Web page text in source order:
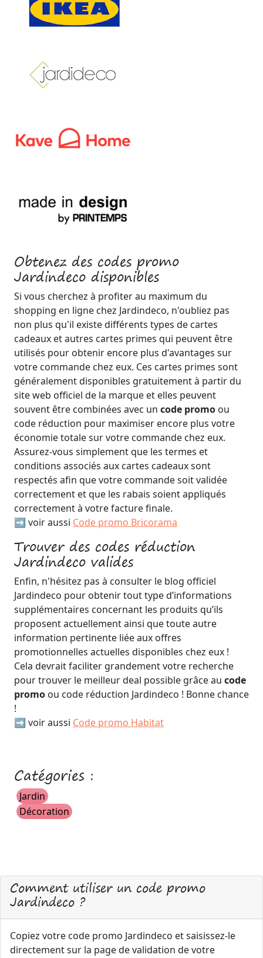
Obtenez des codes promo
Jardindeco disponibles
Si vous cherchez à profiter au maximum du
shopping en ligne chez Jardindeco, n'oubliez pas
non plus qu'il existe différents types de cartes
cadeaux et autres cartes primes qui peuvent être
utilisés pour obtenir encore plus d'avantages sur
votre commande chez eux. Ces cartes primes sont
généralement disponibles gratuitement à partir du
site web officiel de la marque et elles peuvent
souvent être combinées avec un code promo ou
code réduction pour maximiser encore plus votre
économie totale sur votre commande chez eux.
Assurez-vous simplement que les termes et
conditions associés aux cartes cadeaux sont
respectés afin que votre commande soit validée
correctement et que les rabais soient appliqués
correctement à votre facture finale.
➡️ voir aussi Code promo Bricorama
Trouver des codes réduction
Jardindeco valides
Enfin, n'hésitez pas à consulter le blog officiel
Jardindeco pour obtenir tout type d’informations
supplémentaires concernant les produits qu’ils
proposent actuellement ainsi que toute autre
information pertinente liée aux offres
promotionnelles actuelles disponibles chez eux !
Cela devrait faciliter grandement votre recherche
pour trouver le meilleur deal possible grâce au code
promo ou code réduction Jardindeco ! Bonne chance
!
➡️ voir aussi Code promo Habitat
Catégories :
Jardin
Décoration
Comment utiliser un code promo
Jardindeco ?
Copiez votre code promo Jardindeco et saisissez-le
directement sur la page de validation de votre